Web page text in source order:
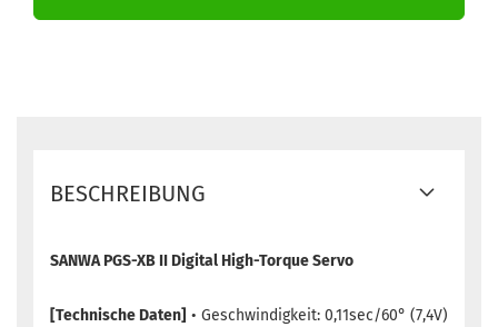
BESCHREIBUNG
SANWA PGS-XB II Digital High-Torque Servo
[Technische Daten] • Geschwindigkeit: 0,11sec/60° (7,4V)